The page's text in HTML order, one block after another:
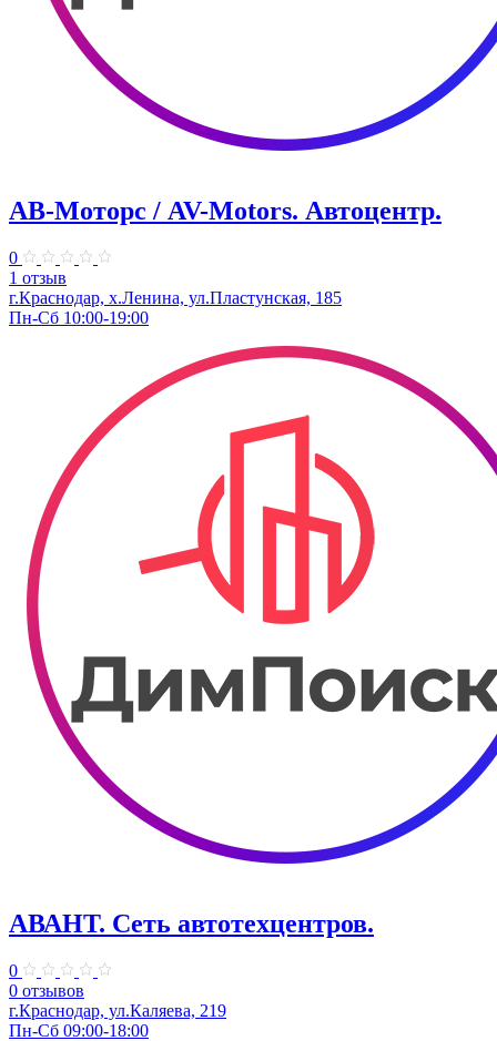
АВ-Моторс / AV-Motors. Автоцентр.
0
1 отзыв
г.Краснодар, х.Ленина, ул.Пластунская, 185
Пн-Сб 10:00-19:00
АВАНТ. ​Сеть автотехцентров.
0
0 отзывов
г.Краснодар, ул.Каляева, 219
Пн-Сб 09:00-18:00